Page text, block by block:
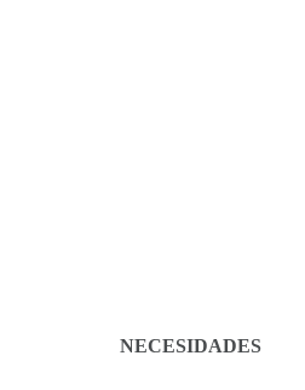
NECESIDADES